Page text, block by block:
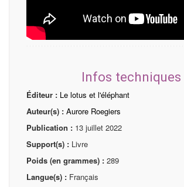
Infos techniques
Éditeur : Le lotus et l'éléphant
Auteur(s) : Aurore Roegiers
Publication : 13 juillet 2022
Support(s) : Livre
Poids (en grammes) : 289
Langue(s) : Français